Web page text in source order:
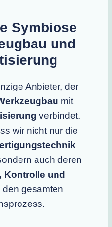
Symbiose
und
Anbieter, der
mit
verbindet.
wir nicht nur die
auch deren
Kontrolle und
den gesamten